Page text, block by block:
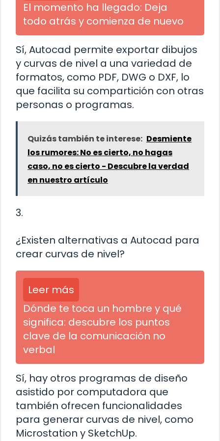
El momento ha llegado: Deja
todo atrás y comienza de nuevo
Sí, Autocad permite exportar dibujos
y curvas de nivel a una variedad de
formatos, como PDF, DWG o DXF, lo
que facilita su compartición con otras
personas o programas.
Quizás también te interese: Desmiente
los rumores: No es cierto, no hagas
caso, no es cierto - Descubre la verdad
en nuestro artículo
3.
¿Existen alternativas a Autocad para
crear curvas de nivel?
Leer más
Dónde te toca un hombre y qué
significa: descubre los puntos
clave de la comunicación no
verbal
Sí, hay otros programas de diseño
asistido por computadora que
también ofrecen funcionalidades
para generar curvas de nivel, como
Microstation y SketchUp.